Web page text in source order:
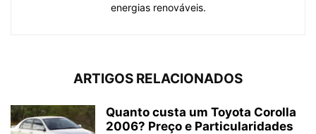
energias renováveis.
ARTIGOS RELACIONADOS
Quanto custa um Toyota Corolla
2006? Preço e Particularidades